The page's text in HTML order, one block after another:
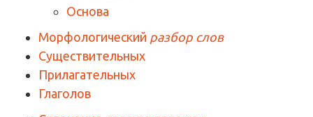
Основа
Морфологический разбор слов
Существительных
Прилагательных
Глаголов